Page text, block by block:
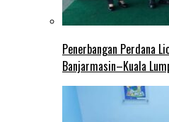
Penerbangan Perdana
Banjarmasin–Kuala